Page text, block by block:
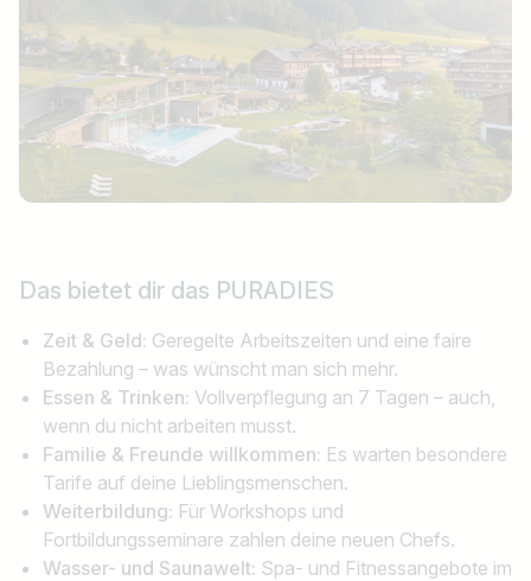
Das bietet dir das PURADIES
Zeit & Geld: Geregelte Arbeitszeiten und eine faire
Bezahlung – was wünscht man sich mehr.
Essen & Trinken: Vollverpflegung an 7 Tagen – auch,
wenn du nicht arbeiten musst.
Familie & Freunde willkommen: Es warten besondere
Tarife auf deine Lieblingsmenschen.
Weiterbildung: Für Workshops und
Fortbildungsseminare zahlen deine neuen Chefs.
Wasser- und Saunawelt: Spa- und Fitnessangebote im
Ich suche nach …
Jobtitel
z.B. Österreich
Land / Bundesland
Jobs finden